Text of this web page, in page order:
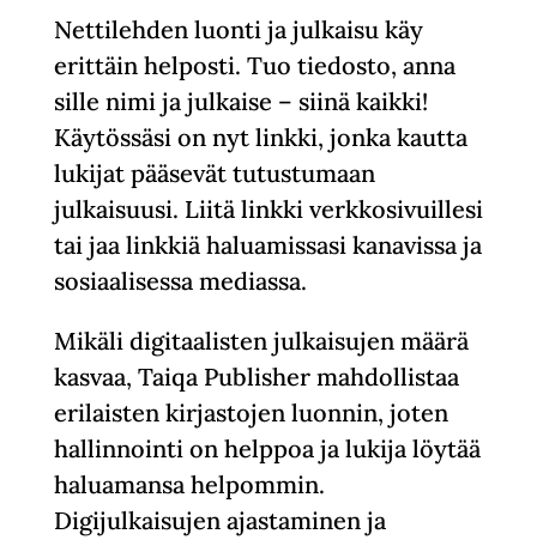
Nettilehden luonti ja julkaisu käy
erittäin helposti. Tuo tiedosto, anna
sille nimi ja julkaise – siinä kaikki!
Käytössäsi on nyt linkki, jonka kautta
lukijat pääsevät tutustumaan
julkaisuusi. Liitä linkki verkkosivuillesi
tai jaa linkkiä haluamissasi kanavissa ja
sosiaalisessa mediassa.
Mikäli digitaalisten julkaisujen määrä
kasvaa, Taiqa Publisher mahdollistaa
erilaisten kirjastojen luonnin, joten
hallinnointi on helppoa ja lukija löytää
haluamansa helpommin.
Digijulkaisujen ajastaminen ja